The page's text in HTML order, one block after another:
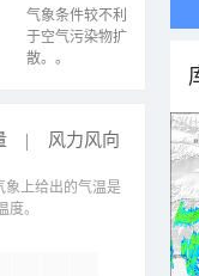
气象条件较不利
于空气污染物扩
散。。
风力风向
象上给出的气温是
。